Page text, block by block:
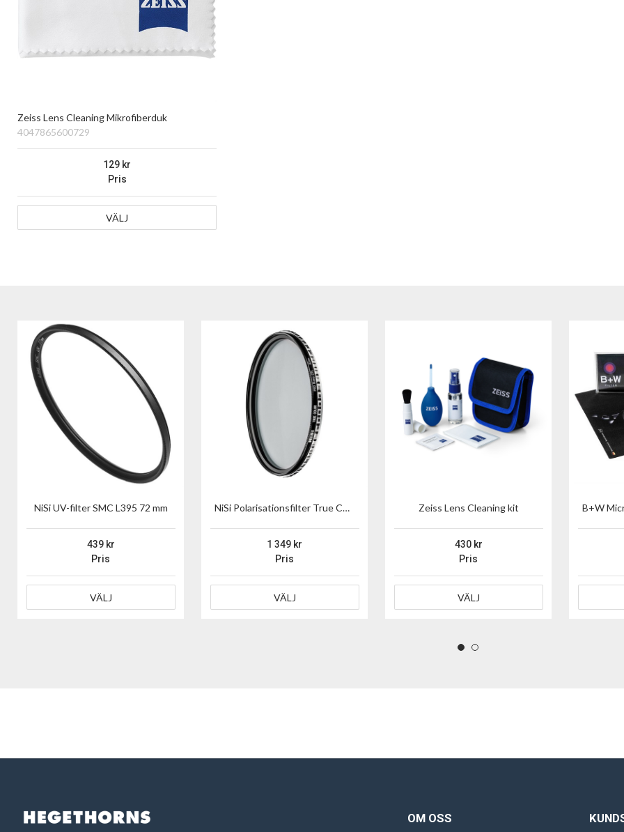
Zeiss Lens Cleaning Mikrofiberduk
4047865600729
Pris
129
VÄLJ
NiSi UV-filter SMC L395 72 mm
Pris
439
VÄLJ
NiSi Polarisationsfilter True Color Pro Nano 72 mm
Pris
1 349
VÄLJ
Zeiss Lens Cleaning kit
Pris
430
VÄLJ
OM OSS